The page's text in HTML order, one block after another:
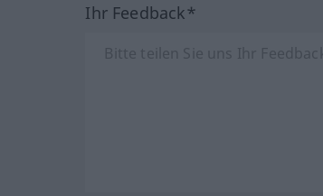
Ihr Feedback*